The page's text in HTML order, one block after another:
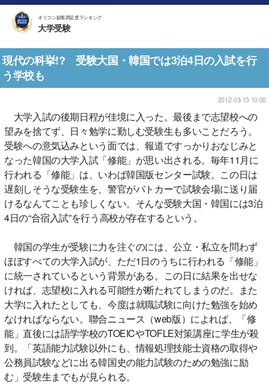
オリコン顧客満足度ランキング
大学受験
現代の科挙!? 受験大国・韓国では3泊4日の入試を行
う学校も
2012-03-13 10:00
大学入試の後期日程が佳境に入った。最後まで志望校への
望みを捨てず、日々勉学に勤しむ受験生も多いことだろう。
受験への意気込みという面では、報道ですっかりおなじみと
なった韓国の大学入試「修能」が思い出される。毎年11月に
行われる「修能」は、いわば韓国版センター試験。この日は
遅刻しそうな受験生を、警官がパトカーで試験会場に送り届
けるなんてことも珍しくない。そんな受験大国・韓国には3泊
4日の“合宿入試”を行う高校が存在するという。
韓国の学生が受験に力を注ぐのには、公立・私立を問わず
ほぼすべての大学入試が、ただ1日のうちに行われる「修能」
に統一されているという背景がある。この日に結果を出せな
ければ、志望校に入れる可能性が断たれてしまうのだ。また
大学に入れたとしても、今度は就職試験に向けた勉強を始め
なければならない。聯合ニュース（web版）によれば、「修
能」直後には語学学校のTOEICやTOFLE対策講座に学生が殺
到。「英語能力試験以外にも、情報処理技能士資格の取得や
公務員試験などに出る韓国史の能力試験のための勉強に励
む」受験生までもが見られる。